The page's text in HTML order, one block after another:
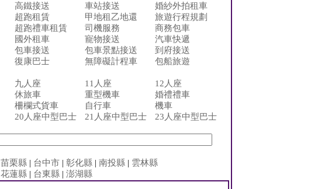
高鐵接送 車站接送
婚紗外拍租車
超跑租賃 甲地租乙地還
旅遊行程規劃
超跑禮車租賃 司機服務
商務包車
國外租車 寵物接送
汽車快遞
包車接送 包車景點接送
到府接送
復康巴士 無障礙計程車
包船旅遊
九人座 11人座
12人座
休旅車 重型機車
婚禮禮車
柵欄式貨車 自行車
機車
20人座中型巴士 21人座中型巴士
23人座中型巴士
苗栗縣 | 台中市 | 彰化縣 | 南投縣 | 雲林縣
花蓮縣 | 台東縣 | 澎湖縣